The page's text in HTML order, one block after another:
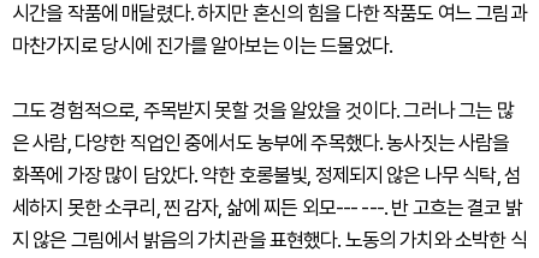
시간을 작품에 매달렸다. 하지만 혼신의 힘을 다한 작품도 여느 그림과
마찬가지로 당시에 진가를 알아보는 이는 드물었다.
그도 경험적으로, 주목받지 못할 것을 알았을 것이다. 그러나 그는 많
은 사람, 다양한 직업인 중에서도 농부에 주목했다. 농사짓는 사람을
화폭에 가장 많이 담았다. 약한 호롱불빛, 정제되지 않은 나무 식탁, 섬
세하지 못한 소쿠리, 찐 감자, 삶에 찌든 외모--- ---. 반 고흐는 결코 밝
지 않은 그림에서 밝음의 가치관을 표현했다. 노동의 가치와 소박한 식